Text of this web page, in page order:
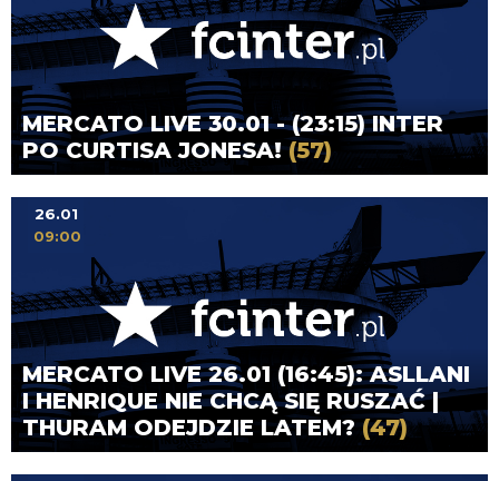
MERCATO LIVE 30.01 - (23:15) INTER
PO CURTISA JONESA!(57)
MERCATO LIVE 26.01 (16:45): ASLLANI
I HENRIQUE NIE CHCĄ SIĘ RUSZAĆ |
THURAM ODEJDZIE LATEM? (47)
26.01
09:00